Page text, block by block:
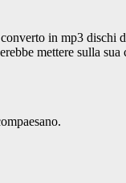
in mp3
mettere sulla